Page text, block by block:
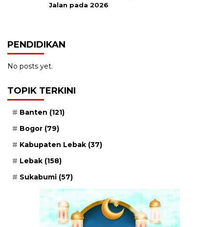
Jalan pada 2026
PENDIDIKAN
No posts yet.
TOPIK TERKINI
Banten (121)
Bogor (79)
Kabupaten Lebak (37)
Lebak (158)
Sukabumi (57)